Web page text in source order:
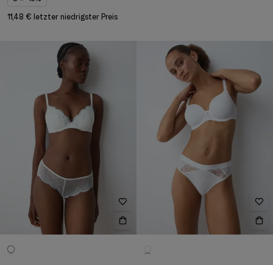
11,48 € letzter niedrigster Preis